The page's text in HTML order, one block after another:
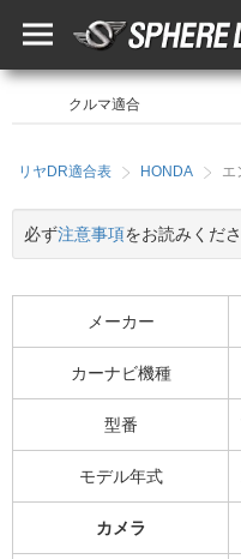
クルマ適合
リヤDR適合表 HONDA エ
必ず注意事項をお読みくださ
メーカー
カーナビ機種
型番
モデル年式
カメラ